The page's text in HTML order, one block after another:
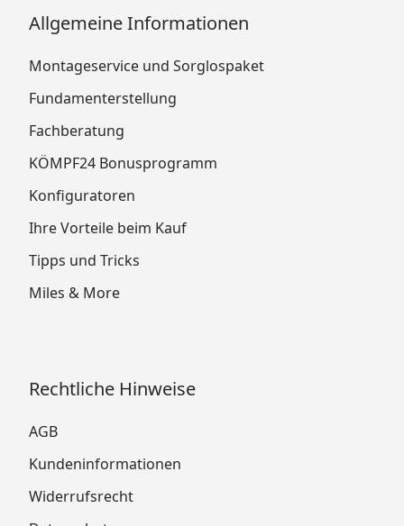
Allgemeine Informationen
Montageservice und Sorglospaket
Fundamenterstellung
Fachberatung
KÖMPF24 Bonusprogramm
Konfiguratoren
Ihre Vorteile beim Kauf
Tipps und Tricks
Miles & More
Rechtliche Hinweise
AGB
Kundeninformationen
Widerrufsrecht